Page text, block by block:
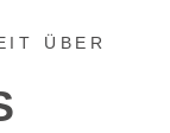
ÜBER